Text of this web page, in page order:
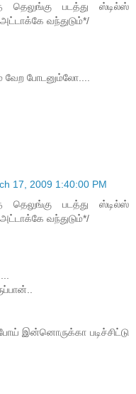
படத்து ஸ்டில்ஸ்
வந்துடும்*/
வேற போடனும்லோ....
17, 2009 1:40:00 PM
படத்து ஸ்டில்ஸ்
வந்துடும்*/
இன்னொருக்கா படிச்சிட்டு